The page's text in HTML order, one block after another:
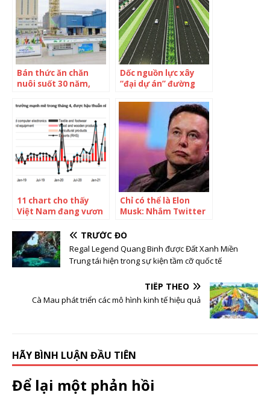
truyền thông tung
hô là “thiên tài
marketing”
Bán thức ăn chăn
nuôi suốt 30 năm,
muốn “lột xác” thành
ông lớn hàng tiêu
dùng: Mục tiêu 1 tỷ
đô doanh thu sau 5
năm, sắp IPO trên
HoSE
Dốc nguồn lực xây
“đại dự án” đường
Thủ đô
11 chart cho thấy
Việt Nam đang vươn
hào quang chiến
thắng, trở thành
công xưởng sản xuất
công nghệ của thế
Chỉ có thể là Elon
Musk: Nhắm Twitter
nào cũng âm thầm
mua cổ phiếu cho tới
khi trở thành cổ đông
lớn nhất
TRƯỚC ĐÓ
Regal Legend Quang Binh được Đất Xanh Miền
Trung tái hiện trong sự kiện tầm cỡ quốc tế
TIẾP THEO
Cà Mau phát triển các mô hình kinh tế hiệu quả
HÃY BÌNH LUẬN ĐẦU TIÊN
Để lại một phản hồi